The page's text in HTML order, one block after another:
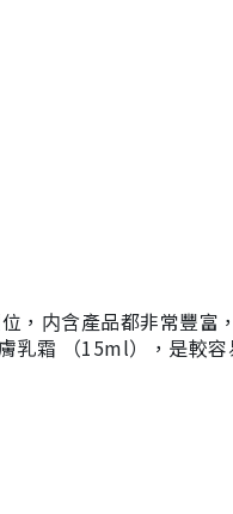
，内含產品都非常豐富
乳霜 （15ml），是較